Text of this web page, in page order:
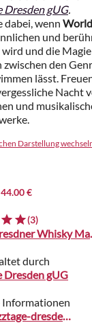
Dresden gUG.
dabei, wenn
und
wird und die
zwischen den
lässt.
Nacht
und
Darstellung
€
(3)
H42 -
durch
Dresden gUG
www.jazztage-dresden.de